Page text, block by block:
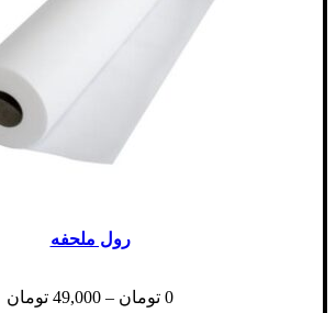
رول ملحفه
0 تومان –
49,000 تومان